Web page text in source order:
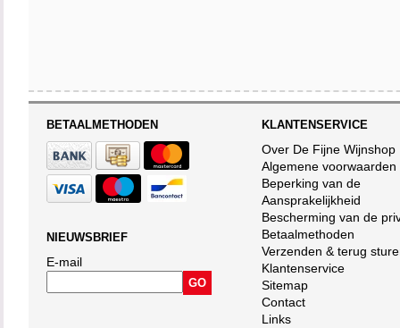
BETAALMETHODEN
NIEUWSBRIEF
E-mail
KLANTENSERVICE
Over De Fijne Wijnshop
Algemene voorwaarden
Beperking van de
Aansprakelijkheid
Bescherming van de
Betaalmethoden
Verzenden & terug
Klantenservice
Sitemap
Contact
Links